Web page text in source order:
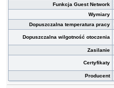
Funkcja Guest Network
Wymiary
Dopuszczalna temperatura pracy
Dopuszczalna wilgotność otoczenia
Zasilanie
Certyfikaty
Producent